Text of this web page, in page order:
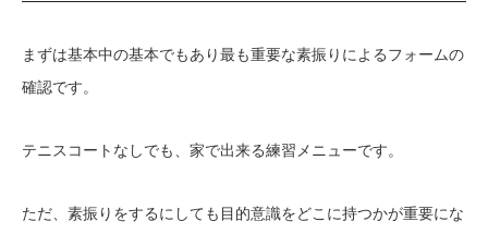
まずは基本中の基本でもあり最も重要な素振りによるフォームの
確認です。
テニスコートなしでも、家で出来る練習メニューです。
ただ、素振りをするにしても目的意識をどこに持つかが重要にな